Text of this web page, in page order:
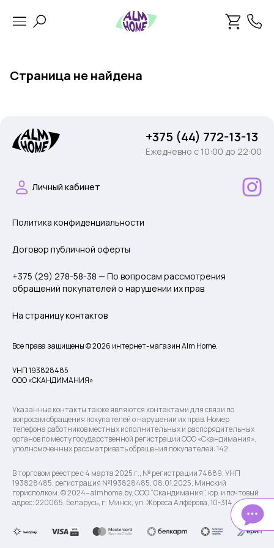
Страница не найдена
+375 (44) 772-13-13
Ежедневно c 10:00 до 22:00
Личный кабинет
Политика конфиденциальности
Договор публичной оферты
+375 (29) 278-58-38 — По вопросам рассмотрения
обращений покупателей о нарушении их прав
На страницу контактов
Все права защищены © 2026 интернет-магазин Alm Home.
УНП 193828485
ООО «СКАНДИМАНИЯ»
Указанные контакты также являются контактами для связи по
вопросам обращения покупателей о нарушении их прав. Номер
телефона работников местных исполнительных и распорядительных
органов по месту государственной регистрации ООО «Скандимания»,
уполномоченных рассматривать обращения покупателей: 142.
В торговом реестре с 4 марта 2025 г., № регистрации 74689, УНП
193828485, регистрация №193828485, 08.01.2025, Минский
горисполком. © 2024– almhome.by, ООО “Скандимания”, юр. и почтовый
адрес: 220065, Беларусь, г. Минск, ул. Жореса Алфёрова, 10-314